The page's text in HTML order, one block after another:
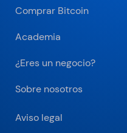
Comprar Bitcoin
Academia
¿Eres un negocio?
Sobre nosotros
Aviso legal